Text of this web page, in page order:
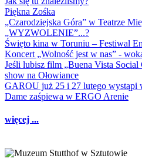
Piękna Zośka
„Czarodziejska Góra” w Teatrze
„WYZWOLENIE”...?
Święto kina w Toruniu – Festiwal
Koncert „Wolność jest w nas” -
Jeśli lubisz film „Buena Vista Social
show na Ołowiance
GAROU już 25 i 27 lutego wystąpi
Dame zaśpiewa w ERGO Arenie
więcej ...